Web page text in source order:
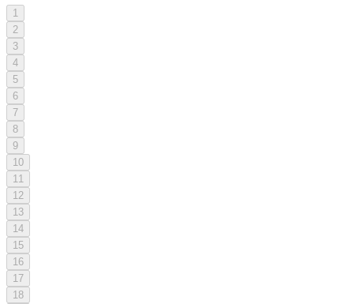
1
2
3
4
5
6
7
8
9
10
11
12
13
14
15
16
17
18